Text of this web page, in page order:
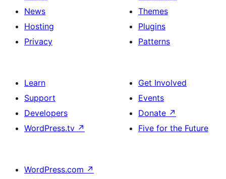
News
Hosting
Privacy
Themes
Plugins
Patterns
Learn
Support
Developers
WordPress.tv ↗
Get Involved
Events
Donate ↗
Five for the Future
WordPress.com ↗